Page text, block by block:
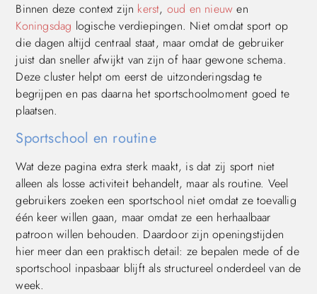
Binnen deze context zijn kerst, oud en nieuw en
Koningsdag logische verdiepingen. Niet omdat sport op
die dagen altijd centraal staat, maar omdat de gebruiker
juist dan sneller afwijkt van zijn of haar gewone schema.
Deze cluster helpt om eerst de uitzonderingsdag te
begrijpen en pas daarna het sportschoolmoment goed te
plaatsen.
Sportschool en routine
Wat deze pagina extra sterk maakt, is dat zij sport niet
alleen als losse activiteit behandelt, maar als routine. Veel
gebruikers zoeken een sportschool niet omdat ze toevallig
één keer willen gaan, maar omdat ze een herhaalbaar
patroon willen behouden. Daardoor zijn openingstijden
hier meer dan een praktisch detail: ze bepalen mede of de
sportschool inpasbaar blijft als structureel onderdeel van de
week.